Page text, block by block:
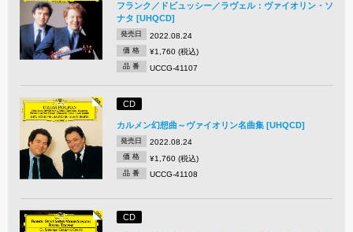
フランク／ドビュッシー／ラヴェル：ヴァイオリン・ソ
ナタ [UHQCD]
発売日 2022.08.24
価 格 ¥1,760 (税込)
品 番 UCCG-41107
CD
カルメン幻想曲～ヴァイオリン名曲集 [UHQCD]
発売日 2022.08.24
価 格 ¥1,760 (税込)
品 番 UCCG-41108
CD